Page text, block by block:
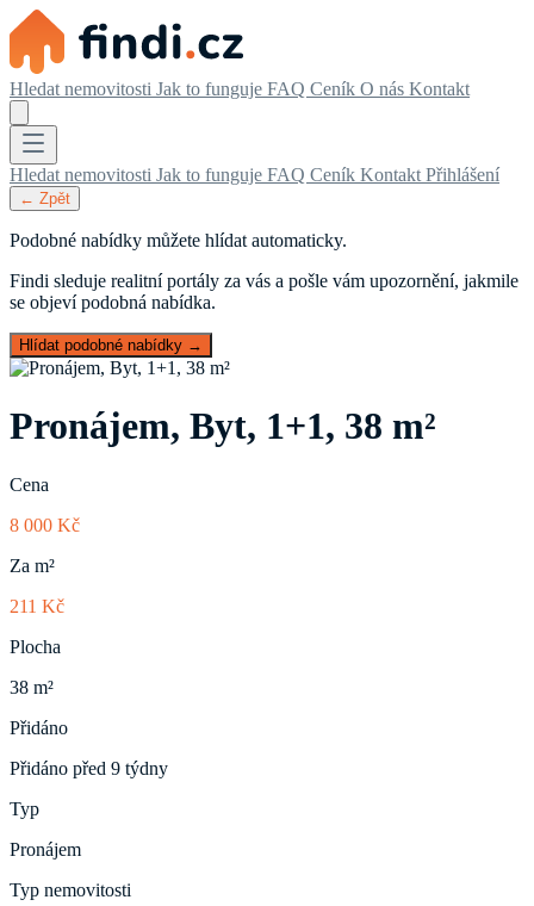
Hledat nemovitosti Jak to funguje FAQ Ceník O nás Kontakt
Hledat nemovitosti Jak to funguje FAQ Ceník Kontakt Přihlášení
← Zpět
Podobné nabídky můžete hlídat automaticky.
Findi sleduje realitní portály za vás a pošle vám upozornění, jakmile
se objeví podobná nabídka.
Hlídat podobné nabídky →
Pronájem, Byt, 1+1, 38 m²
Cena
8 000 Kč
Za m²
211 Kč
Plocha
38 m²
Přidáno
Přidáno před 9 týdny
Typ
Pronájem
Typ nemovitosti